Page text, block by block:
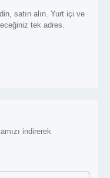
satın alın. Yurt içi ve
tek adres.
indirerek